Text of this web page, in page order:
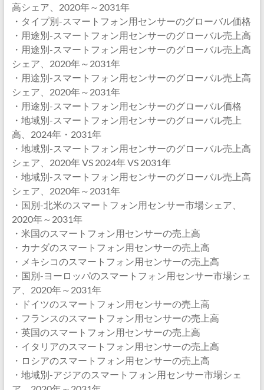
高シェア、2020年～2031年
・タイプ別-スマートフォン用センサーのグローバル価格
・用途別-スマートフォン用センサーのグローバル売上高
・用途別-スマートフォン用センサーのグローバル売上高
シェア、2020年～2031年
・用途別-スマートフォン用センサーのグローバル売上高
シェア、2020年～2031年
・用途別-スマートフォン用センサーのグローバル価格
・地域別-スマートフォン用センサーのグローバル売上
高、2024年・2031年
・地域別-スマートフォン用センサーのグローバル売上高
シェア、2020年 VS 2024年 VS 2031年
・地域別-スマートフォン用センサーのグローバル売上高
シェア、2020年～2031年
・国別-北米のスマートフォン用センサー市場シェア、
2020年～2031年
・米国のスマートフォン用センサーの売上高
・カナダのスマートフォン用センサーの売上高
・メキシコのスマートフォン用センサーの売上高
・国別-ヨーロッパのスマートフォン用センサー市場シェ
ア、2020年～2031年
・ドイツのスマートフォン用センサーの売上高
・フランスのスマートフォン用センサーの売上高
・英国のスマートフォン用センサーの売上高
・イタリアのスマートフォン用センサーの売上高
・ロシアのスマートフォン用センサーの売上高
・地域別-アジアのスマートフォン用センサー市場シェ